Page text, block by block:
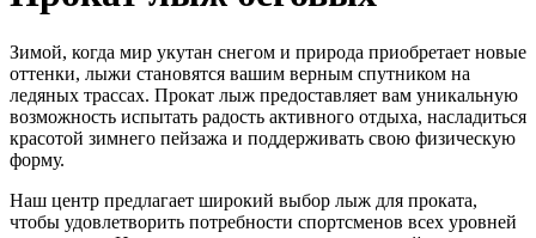
Зимой, когда мир укутан снегом и природа приобретает новые
оттенки, лыжи становятся вашим верным спутником на
ледяных трассах. Прокат лыж предоставляет вам уникальную
возможность испытать радость активного отдыха, насладиться
красотой зимнего пейзажа и поддерживать свою физическую
форму.
Наш центр предлагает широкий выбор лыж для проката,
чтобы удовлетворить потребности спортсменов всех уровней